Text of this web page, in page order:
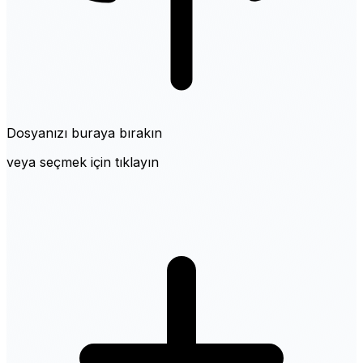
Dosyanızı buraya bırakın
veya seçmek için tıklayın